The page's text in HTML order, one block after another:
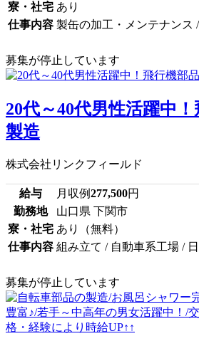
寮・社宅 あり
仕事内容 製缶の加工・メンテナンス
募集が停止しています
20代～40代男性活躍中
製造
株式会社リンクフィールド
給与 月収例277,500円
勤務地
山口県 下関市
寮・社宅 あり（無料）
仕事内容 組み立て / 自動車系工場 /
募集が停止しています